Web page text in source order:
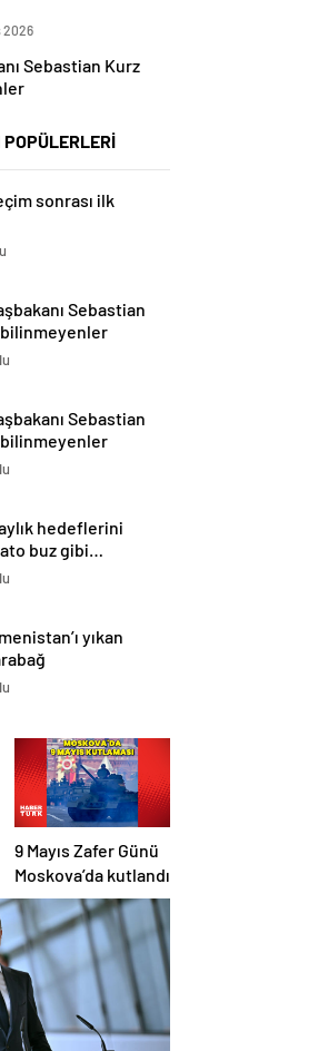
2026
Sebastian Kurz
sonrası ilk
Sebastian
Sebastian
hedeflerini
buz gibi…
yıkan
ayrılmaz bir
9 Mayıs Zafer Günü
Moskova’da kutlandı